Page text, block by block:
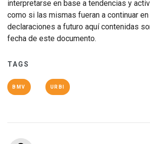
interpretarse en base a tendencias y
como si las mismas fueran a continuar
declaraciones a futuro aquí contenidas
fecha de este documento.
TAGS
BMV URBI